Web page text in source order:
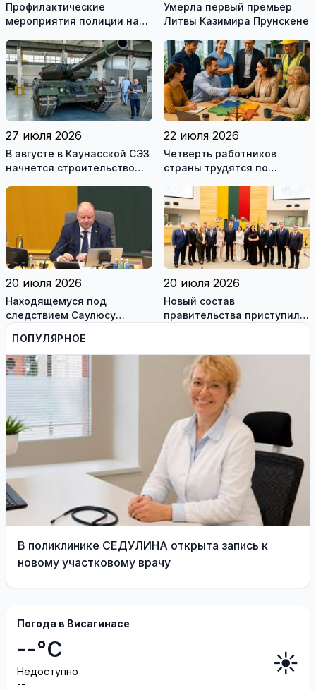
Профилактические
мероприятия полиции на
Умерла первый премьер
Литвы Казимира Прунскене
27 июля 2026
В августе в Каунасской СЭЗ
начнется строительство
22 июля 2026
Четверть работников
страны трудятся по
это выгодно и
сотрудникам, и
работодателям
20 июля 2026
Находящемуся под
следствием Саулюсу
Сквернялису временно
разрешили выехать за
границу
20 июля 2026
Новый состав
правительства приступил к
ПОПУЛЯРНОЕ
В поликлинике СЕДУЛИНА открыта запись к
новому участковому врачу
Погода в Висагинасе
--°C
Недоступно
--
☀️